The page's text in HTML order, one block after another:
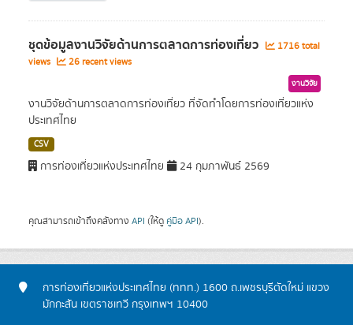
ชุดข้อมูลงานวิจัยด้านการตลาดการท่องเที่ยว
1716 total
views
26 recent views
งานวิจัย
งานวิจัยด้านการตลาดการท่องเที่ยว ที่จัดทำโดยการท่องเที่ยวแห่ง
ประเทศไทย
CSV
การท่องเที่ยวแห่งประเทศไทย 24 กุมภาพันธ์ 2569
คุณสามารถเข้าถึงคลังทาง API (ให้ดู คู่มือ API).
การท่องเที่ยวแห่งประเทศไทย (ททท.) 1600 ถ.เพชรบุรีตัดใหม่ แขวง
มักกะสัน เขตราชเทวี กรุงเทพฯ 10400